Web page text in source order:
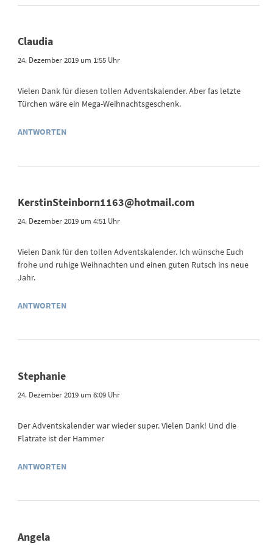
Claudia
24. Dezember 2019 um 1:55 Uhr
Vielen Dank für diesen tollen Adventskalender. Aber fas letzte
Türchen wäre ein Mega-Weihnachtsgeschenk.
ANTWORTEN
KerstinSteinborn1163@hotmail.com
24. Dezember 2019 um 4:51 Uhr
Vielen Dank für den tollen Adventskalender. Ich wünsche Euch
frohe und ruhige Weihnachten und einen guten Rutsch ins neue
Jahr.
ANTWORTEN
Stephanie
24. Dezember 2019 um 6:09 Uhr
Der Adventskalender war wieder super. Vielen Dank! Und die
Flatrate ist der Hammer
ANTWORTEN
Angela